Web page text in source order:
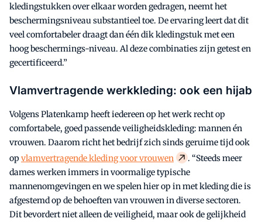
kledingstukken over elkaar worden gedragen, neemt het
beschermingsniveau substantieel toe. De ervaring leert dat dit
veel comfortabeler draagt dan één dik kledingstuk met een
hoog beschermings-niveau. Al deze combinaties zijn getest en
gecertificeerd.”
Vlamvertragende werkkleding: ook een hijab
Volgens Platenkamp heeft iedereen op het werk recht op
comfortabele, goed passende veiligheidskleding: mannen én
vrouwen. Daarom richt het bedrijf zich sinds geruime tijd ook
op vlamvertragende kleding voor vrouwen
. “Steeds meer
dames werken immers in voormalige typische
mannenomgevingen en we spelen hier op in met kleding die is
afgestemd op de behoeften van vrouwen in diverse sectoren.
Dit bevordert niet alleen de veiligheid, maar ook de gelijkheid